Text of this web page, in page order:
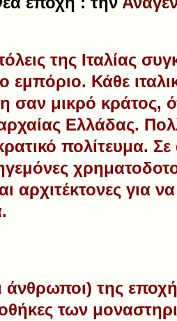
της Ιταλίας
εμπόριο. Κάθε
σαν μικρό κράτος,
Ελλάδας.
πολίτευμα. Σε
αρχιτέκτονες για να
άνθρωποι) της
των